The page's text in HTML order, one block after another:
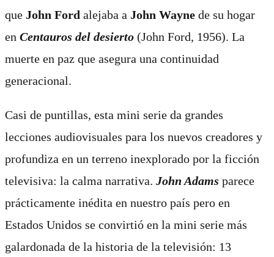
que John Ford alejaba a John Wayne de su hogar
en Centauros del desierto (John Ford, 1956). La
muerte en paz que asegura una continuidad
generacional.
Casi de puntillas, esta mini serie da grandes
lecciones audiovisuales para los nuevos creadores y
profundiza en un terreno inexplorado por la ficción
televisiva: la calma narrativa. John Adams parece
prácticamente inédita en nuestro país pero en
Estados Unidos se convirtió en la mini serie más
galardonada de la historia de la televisión: 13